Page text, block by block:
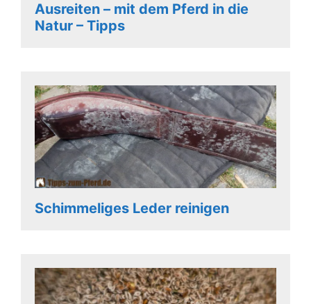
Ausreiten – mit dem Pferd in die
Natur – Tipps
Schimmeliges Leder reinigen